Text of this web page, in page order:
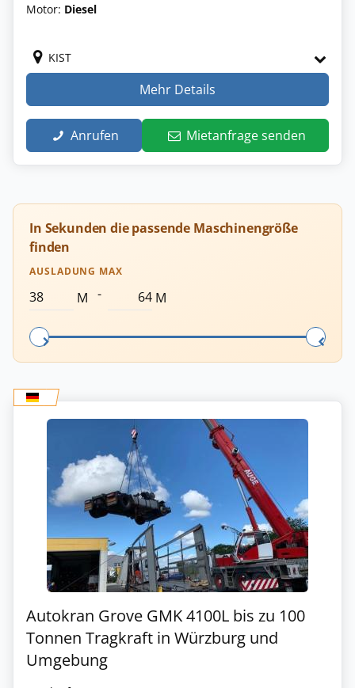
Motor: Diesel
KIST
Mehr Details
Anrufen Mietanfrage senden
In Sekunden die passende Maschinengröße
finden
AUSLADUNG MAX
M - M
Autokran Grove GMK 4100L bis zu 100
Tonnen Tragkraft in Würzburg und
Umgebung